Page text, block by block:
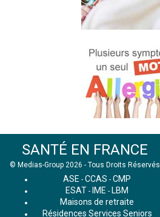
SANTÉ EN FRANCE
© Medias-Group 2026 - Tous Droits Réservés
ASE - CCAS - CMP
ESAT - IME - LBM
Maisons de retraite
Résidences Services Seniors